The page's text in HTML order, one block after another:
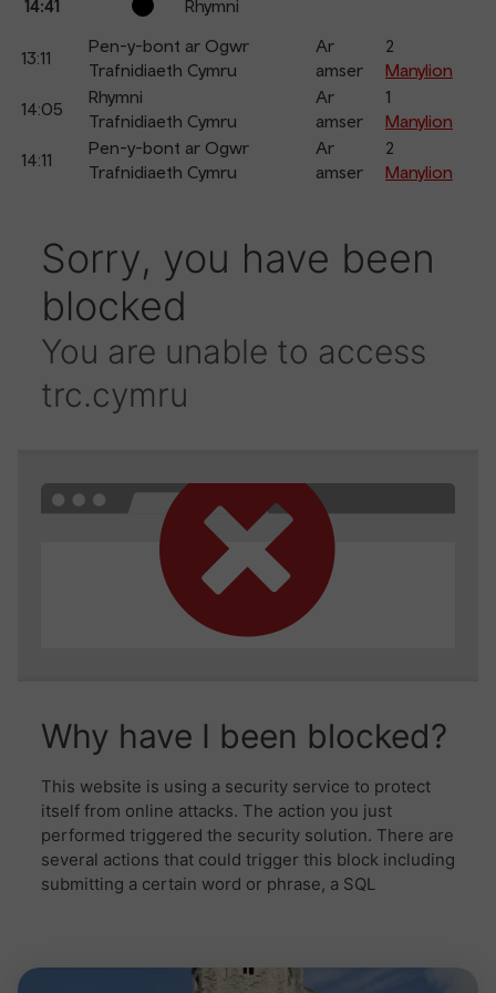
14:41 Rhymni
13:11
Pen-y-bont ar Ogwr
Trafnidiaeth Cymru
Ar
amser
2
Manylion
14:05
Rhymni
Trafnidiaeth Cymru
Ar
amser
1
Manylion
14:11
Pen-y-bont ar Ogwr
Trafnidiaeth Cymru
Ar
amser
2
Manylion